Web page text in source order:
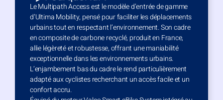
Le Multipath Access est le modèle d’entrée de gamme
d’Ultima Mobility, pensé pour faciliter les déplacements
urbains tout en respectant l’environnement. Son cadre
en composite de carbone recyclé, produit en France,
allie légèreté et robustesse, offrant une maniabilité
exceptionnelle dans les environnements urbains.
L’enjambement bas du cadre le rend particulièrement
adapté aux cyclistes recherchant un accès facile et un
confort accru.​